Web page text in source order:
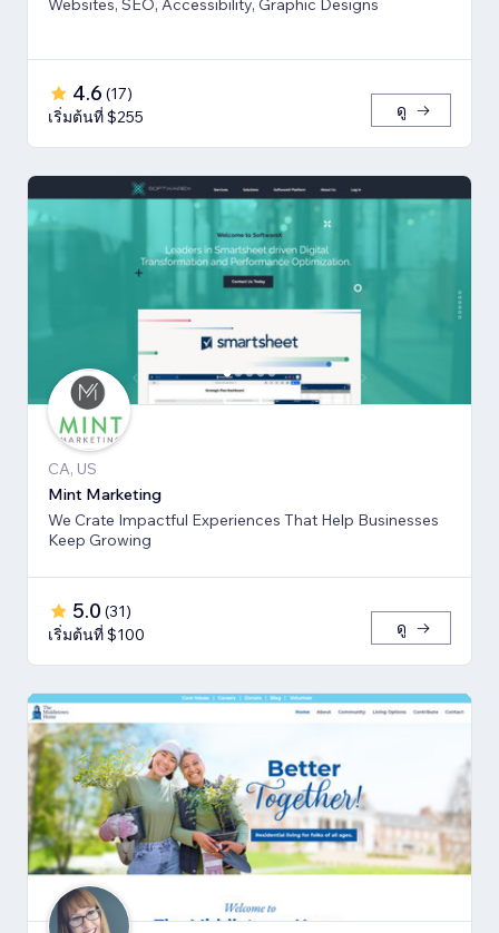
Websites, SEO, Accessibility, Graphic Designs
4.6 (17)
เริ่มต้นที่ $255
ดู
CA, US
Mint Marketing
We Crate Impactful Experiences That Help Businesses
Keep Growing
5.0 (31)
เริ่มต้นที่ $100
ดู